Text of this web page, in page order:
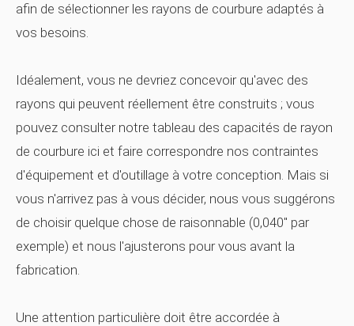
afin de sélectionner les rayons de courbure adaptés à
vos besoins.
Idéalement, vous ne devriez concevoir qu'avec des
rayons qui peuvent réellement être construits ; vous
pouvez consulter notre tableau des capacités de rayon
de courbure ici et faire correspondre nos contraintes
d'équipement et d'outillage à votre conception. Mais si
vous n'arrivez pas à vous décider, nous vous suggérons
de choisir quelque chose de raisonnable (0,040" par
exemple) et nous l'ajusterons pour vous avant la
fabrication.
Une attention particulière doit être accordée à